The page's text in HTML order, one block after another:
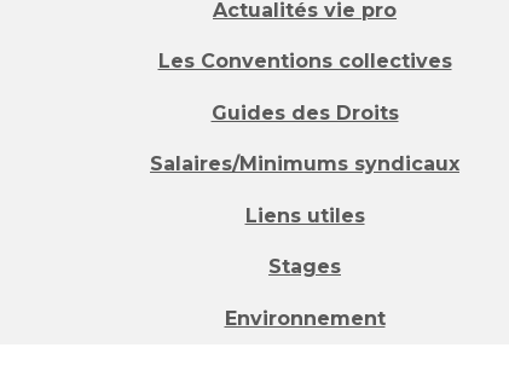
Actualités vie pro
Les Conventions collectives
Guides des Droits
Salaires/Minimums syndicaux
Liens utiles
Stages
Environnement